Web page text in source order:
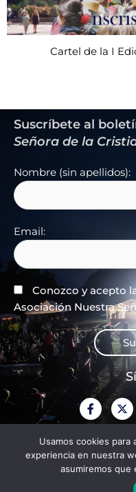
Cartel de la I
Suscríbete al
Señora de la
Nombre (sin apellidos):
Email:
Conozco y acepto
Asociación Nuestra
F
a
c
e
b
o
o
X
-
t
i
t
t
Política
Usamos cookies para
experiencia en nuestra
asumiremos que